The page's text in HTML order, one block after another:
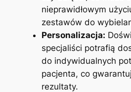
nieprawidłowym
zestawów do
Personalizacja:
specjaliści potrafią
do indywidualnych
pacjenta, co
rezultaty.